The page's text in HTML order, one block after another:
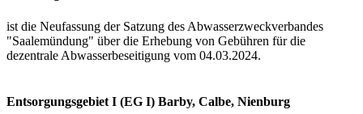
ist die Neufassung der Satzung des Abwasserzweckverbandes
"Saalemündung" über die Erhebung von Gebühren für die
dezentrale Abwasserbeseitigung vom 04.03.2024.
Entsorgungsgebiet I (EG I) Barby, Calbe, Nienburg